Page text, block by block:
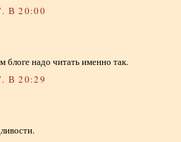
В 20:00
блоге надо читать именно так.
В 20:29